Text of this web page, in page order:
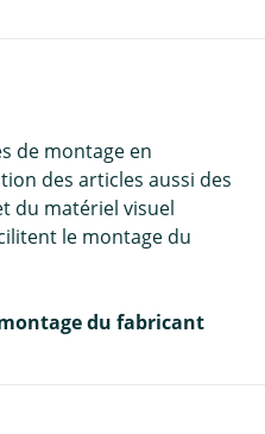
de montage en
des articles aussi des
du matériel visuel
le montage du
du fabricant